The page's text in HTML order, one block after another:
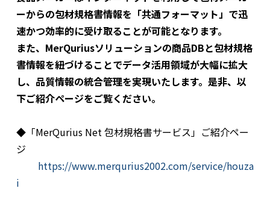
ーからの包材規格書情報を「共通フォーマット」で迅
速かつ効率的に受け取ることが可能となります。
また、MerQuriusソリューションの商品DBと包材規格
書情報を紐づけることでデータ活用領域が大幅に拡大
し、品質情報の統合管理を実現いたします。是非、以
下ご紹介ページをご覧ください。
◆「MerQurius Net 包材規格書サービス」ご紹介ペー
ジ
https://www.merqurius2002.com/service/houza
i